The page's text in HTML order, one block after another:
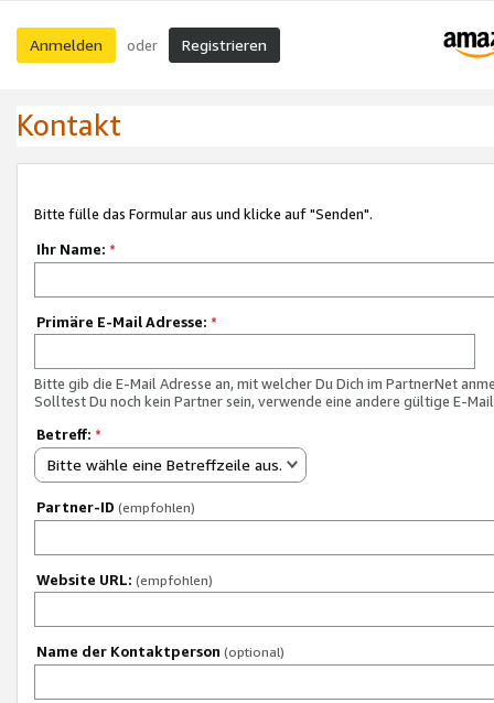
Anmelden oder Registrieren
Kontakt
Bitte fülle das Formular aus und klicke auf "Senden".
Ihr Name: *
Primäre E-Mail Adresse: *
Bitte gib die E-Mail Adresse an, mit welcher Du Dich im PartnerNet
Solltest Du noch kein Partner sein, verwende eine andere gültige E-
Betreff: *
Bitte wähle eine Betreffzeile aus.
Partner-ID (empfohlen)
Website URL: (empfohlen)
Name der Kontaktperson (optional)